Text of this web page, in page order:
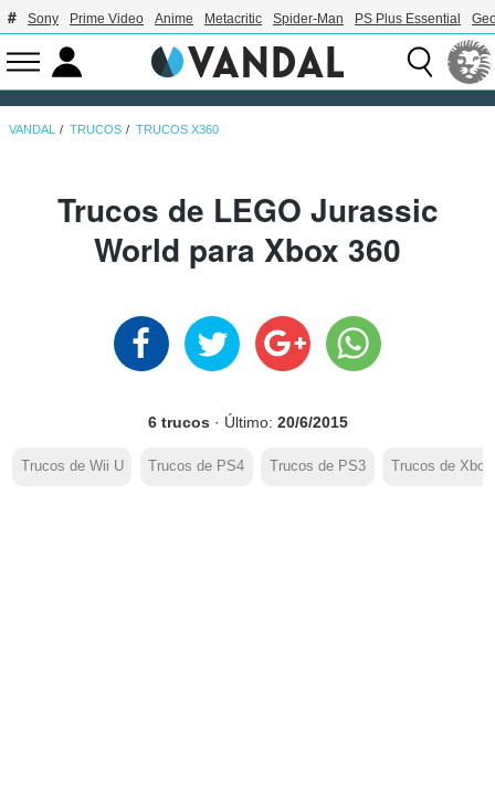
Sony Prime Video Anime Metacritic Spider-Man PS Plus Essential
VANDAL TRUCOS TRUCOS X360
Trucos de LEGO Jurassic
World para Xbox 360
6 trucos · Último: 20/6/2015
Trucos de Wii U Trucos de PS4 Trucos de PS3 Trucos de